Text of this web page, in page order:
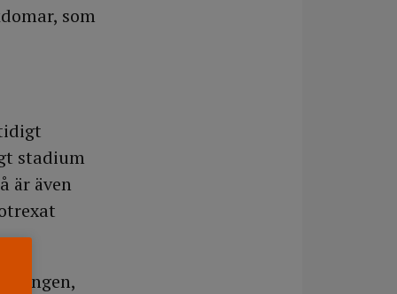
som
stadium
är även